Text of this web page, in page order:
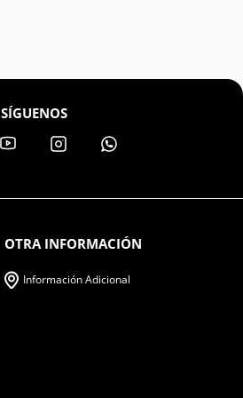
SÍGUENOS
OTRA INFORMACIÓN
Información Adicional